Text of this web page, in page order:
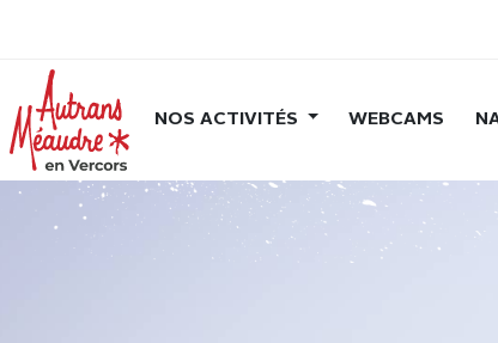
NOS ACTIVITÉS WEBCAMS